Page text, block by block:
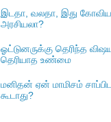
இடதா, வலதா, இது
அரசியலா?
ஓட்டுனருக்கு தெரிந்த
தெரியாத உண்மை
மனிதன் ஏன் மாமிசம்
கூடாது?